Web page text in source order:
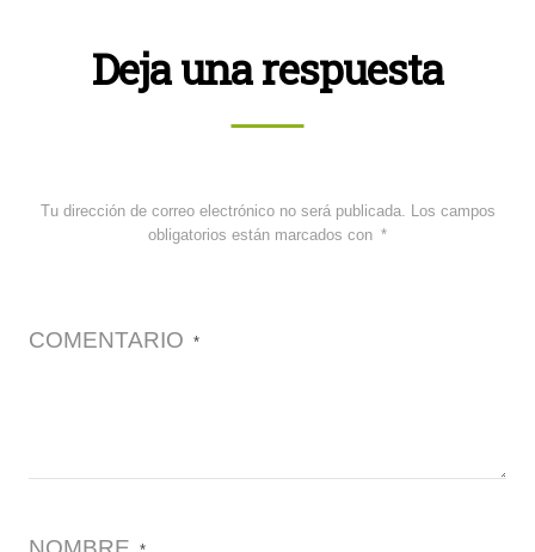
Deja una respuesta
Tu dirección de correo electrónico no será publicada.
Los campos
obligatorios están marcados con *
COMENTARIO *